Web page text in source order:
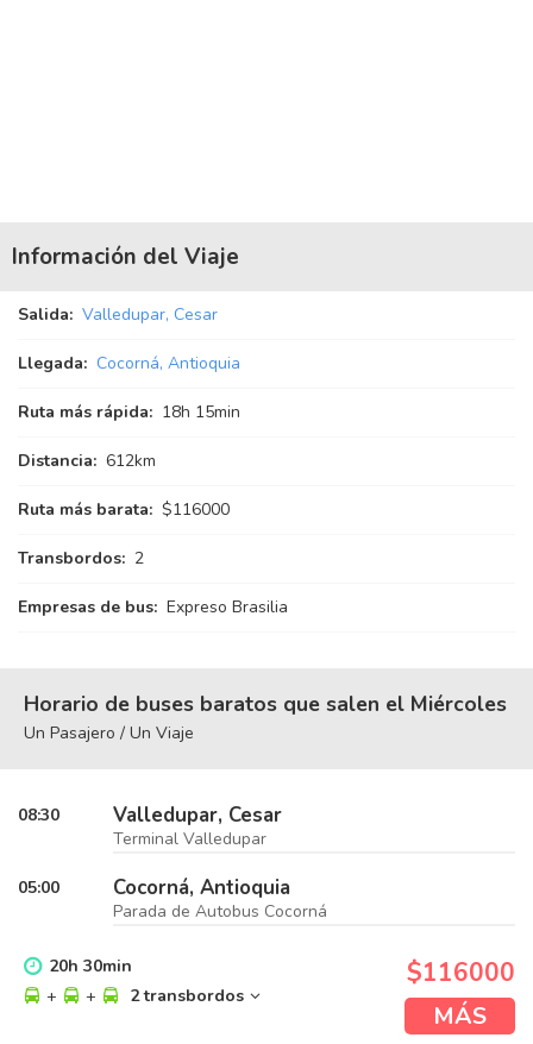
Información del Viaje
Salida: Valledupar, Cesar
Llegada: Cocorná, Antioquia
Ruta más rápida: 18h 15min
Distancia: 612km
Ruta más barata: $116000
Transbordos: 2
Empresas de bus: Expreso Brasilia
Horario de buses baratos que salen el Miércoles
Un Pasajero / Un Viaje
08:30 Valledupar, Cesar
Terminal Valledupar
05:00 Cocorná, Antioquia
Parada de Autobus Cocorná
20h 30min
+
+ 2 transbordos
$116000
MÁS